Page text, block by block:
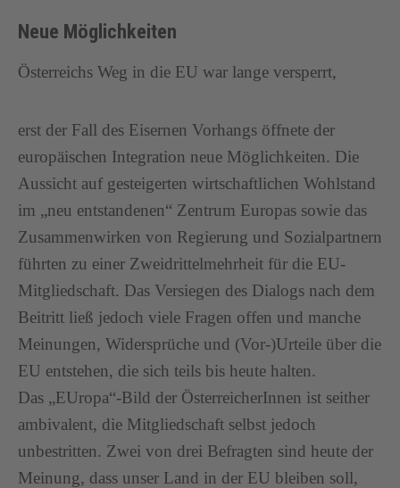
Neue Möglichkeiten
Österreichs Weg in die EU war lange versperrt,
erst der Fall des Eisernen Vorhangs öffnete der
europäischen Integration neue Möglichkeiten. Die
Aussicht auf gesteigerten wirtschaftlichen Wohlstand
im „neu entstandenen“ Zentrum Europas sowie das
Zusammenwirken von Regierung und Sozialpartnern
führten zu einer Zweidrittelmehrheit für die EU-
Mitgliedschaft. Das Versiegen des Dialogs nach dem
Beitritt ließ jedoch viele Fragen offen und manche
Meinungen, Widersprüche und (Vor-)Urteile über die
EU entstehen, die sich teils bis heute halten.
Das „EUropa“-Bild der ÖsterreicherInnen ist seither
ambivalent, die Mitgliedschaft selbst jedoch
unbestritten. Zwei von drei Befragten sind heute der
Meinung, dass unser Land in der EU bleiben soll,